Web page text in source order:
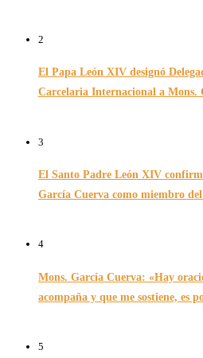
2
El Papa León XIV designó
Carcelaria Internacional a Mons.
3
El Santo Padre León XIV
García Cuerva como miembro
4
Mons. García Cuerva: «Hay
acompaña y que me sostiene, es
5